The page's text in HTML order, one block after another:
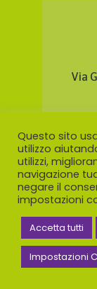
Via
Questo sito
utilizzo
utilizzi,
navigazione
negare il
impostazioni
Accetta tutti
Impostazioni